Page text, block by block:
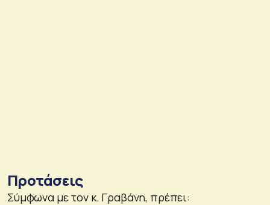
Προτάσεις
Σύμφωνα με τον κ. Γραβάνη, πρέπει: